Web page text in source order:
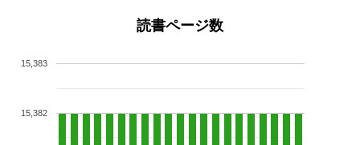
読書ページ数
15,382
15,383